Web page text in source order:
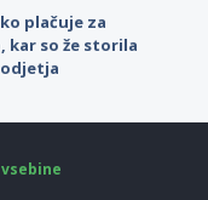
plačuje za
so že storila